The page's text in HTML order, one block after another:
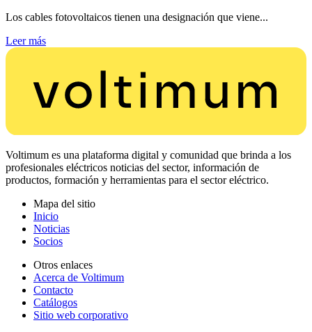
Los cables fotovoltaicos tienen una designación que viene...
Leer más
Voltimum es una plataforma digital y comunidad que brinda a los
profesionales eléctricos noticias del sector, información de
productos, formación y herramientas para el sector eléctrico.
Mapa del sitio
Inicio
Noticias
Socios
Otros enlaces
Acerca de Voltimum
Contacto
Catálogos
Sitio web corporativo